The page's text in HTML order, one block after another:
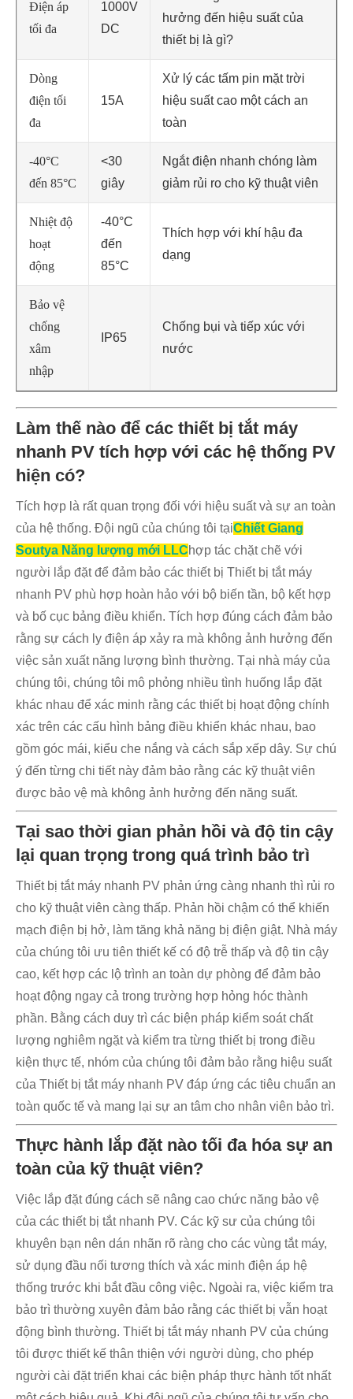
Điện áp
tối đa
1000V
DC
hưởng đến hiệu suất của
thiết bị là gì?
Dòng
điện tối
đa
15A
Xử lý các tấm pin mặt trời
hiệu suất cao một cách an
toàn
-40°C
đến 85°C
<30
giây
Ngắt điện nhanh chóng làm
giảm rủi ro cho kỹ thuật viên
Nhiệt độ
hoạt
động
-40°C
đến
85°C
Thích hợp với khí hậu đa
dạng
Bảo vệ
chống
xâm
nhập
IP65
Chống bụi và tiếp xúc với
nước
Làm thế nào để các thiết bị tắt máy
nhanh PV tích hợp với các hệ thống PV
hiện có?
Tích hợp là rất quan trọng đối với hiệu suất và sự an toàn
của hệ thống. Đội ngũ của chúng tôi tạiChiết Giang
Soutya Năng lượng mới LLChợp tác chặt chẽ với
người lắp đặt để đảm bảo các thiết bị Thiết bị tắt máy
nhanh PV phù hợp hoàn hảo với bộ biến tần, bộ kết hợp
và bố cục bảng điều khiển. Tích hợp đúng cách đảm bảo
rằng sự cách ly điện áp xảy ra mà không ảnh hưởng đến
việc sản xuất năng lượng bình thường. Tại nhà máy của
chúng tôi, chúng tôi mô phỏng nhiều tình huống lắp đặt
khác nhau để xác minh rằng các thiết bị hoạt động chính
xác trên các cấu hình bảng điều khiển khác nhau, bao
gồm góc mái, kiểu che nắng và cách sắp xếp dây. Sự chú
ý đến từng chi tiết này đảm bảo rằng các kỹ thuật viên
được bảo vệ mà không ảnh hưởng đến năng suất.
Tại sao thời gian phản hồi và độ tin cậy
lại quan trọng trong quá trình bảo trì
Thiết bị tắt máy nhanh PV phản ứng càng nhanh thì rủi ro
cho kỹ thuật viên càng thấp. Phản hồi chậm có thể khiến
mạch điện bị hở, làm tăng khả năng bị điện giật. Nhà máy
của chúng tôi ưu tiên thiết kế có độ trễ thấp và độ tin cậy
cao, kết hợp các lộ trình an toàn dự phòng để đảm bảo
hoạt động ngay cả trong trường hợp hỏng hóc thành
phần. Bằng cách duy trì các biện pháp kiểm soát chất
lượng nghiêm ngặt và kiểm tra từng thiết bị trong điều
kiện thực tế, nhóm của chúng tôi đảm bảo rằng hiệu suất
của Thiết bị tắt máy nhanh PV đáp ứng các tiêu chuẩn an
toàn quốc tế và mang lại sự an tâm cho nhân viên bảo trì.
Thực hành lắp đặt nào tối đa hóa sự an
toàn của kỹ thuật viên?
Việc lắp đặt đúng cách sẽ nâng cao chức năng bảo vệ
của các thiết bị tắt nhanh PV. Các kỹ sư của chúng tôi
khuyên bạn nên dán nhãn rõ ràng cho các vùng tắt máy,
sử dụng đầu nối tương thích và xác minh điện áp hệ
thống trước khi bắt đầu công việc. Ngoài ra, việc kiểm tra
bảo trì thường xuyên đảm bảo rằng các thiết bị vẫn hoạt
động bình thường. Thiết bị tắt máy nhanh PV của chúng
tôi được thiết kế thân thiện với người dùng, cho phép
người cài đặt triển khai các biện pháp thực hành tốt nhất